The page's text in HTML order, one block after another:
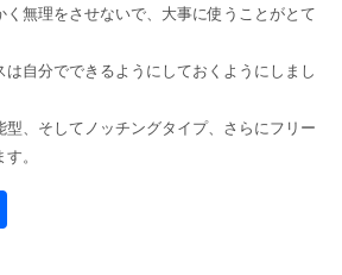
無理をさせないで、大事に使うことがとて
自分でできるようにしておくようにしまし
、そしてノッチングタイプ、さらにフリー
。